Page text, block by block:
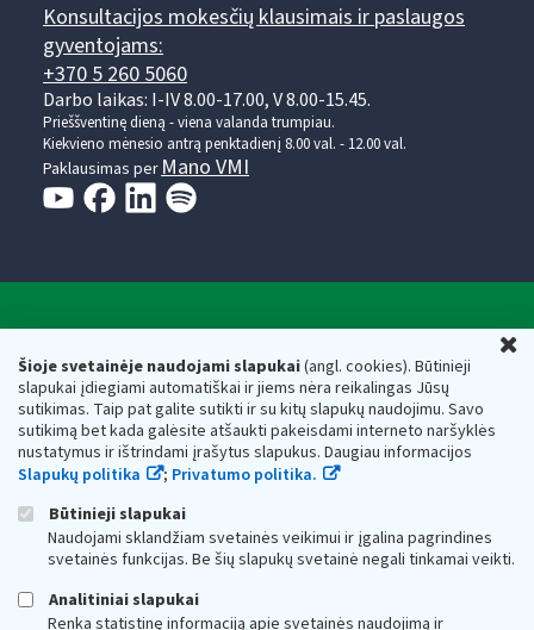
Šioje svetainėje naudojami slapukai(angl. cookies). Būtinieji
slapukai įdiegiami automatiškai ir jiems nėra reikalingas Jūsų
sutikimas. Taip pat galite sutikti ir su kitų slapukų naudojimu. Savo
sutikimą bet kada galėsite atšaukti pakeisdami interneto naršyklės
nustatymus ir ištrindami įrašytus slapukus. Daugiau informacijos
Slapukų politika
; Privatumo politika.
Būtinieji slapukai
Naudojami sklandžiam svetainės veikimui ir įgalina pagrindines
svetainės funkcijas. Be šių slapukų svetainė negali tinkamai veikti.
Analitiniai slapukai
Renka statistinę informaciją apie svetainės naudojimą ir
Konsultacijos mokesčių klausimais ir paslaugos
gyventojams:
+370 5 260 5060
Darbo laikas: I-IV 8.00-17.00, V 8.00-15.45.
Prieššventinę dieną - viena valanda trumpiau.
Kiekvieno mėnesio antrą penktadienį 8.00 val. - 12.00 val.
Paklausimas perMano VMI
Valstybinė mokesčių inspekcija prie Lietuvos
Respublikos finansų ministerijos
Biudžetinė įstaiga. Juridinio asmens kodas — 188659752,
adresas: Vasario 16-osios g. 14, 01107 Vilnius, Lietuva, el.paštas:
vmi@vmi.lt , E. pristatymo dėžutės adresas 188659752
Duomenys apie Valstybinę mokesčių inspekciją prie Lietuvos
Respublikos finansų ministerijos kaupiami ir saugomi Juridinių